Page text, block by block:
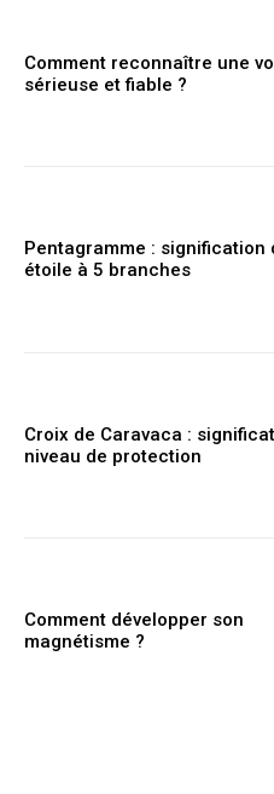
Comment reconnaître une
sérieuse et fiable ?
Pentagramme : signification
étoile à 5 branches
Croix de Caravaca :
niveau de protection
Comment développer son
magnétisme ?